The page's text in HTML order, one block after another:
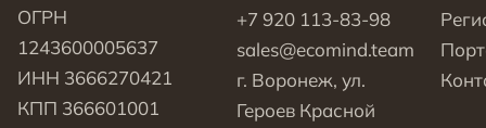
ОГРН
1243600005637
ИНН 3666270421
КПП 366601001
+7 920 113-83-98
sales@ecomind.team
г. Воронеж, ул.
Героев Красной